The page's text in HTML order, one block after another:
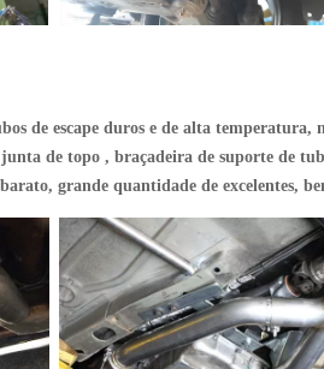
de escape duros e de alta temperatura,
de topo , braçadeira de suporte de
grande quantidade de excelentes,